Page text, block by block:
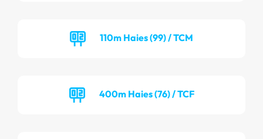
110m Haies (99) / TCM
400m Haies (76) / TCF